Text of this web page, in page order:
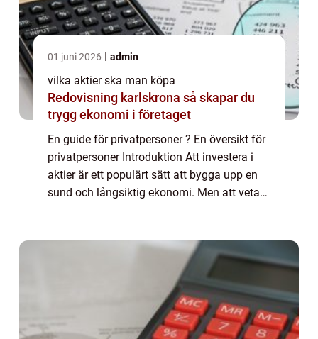
01 juni 2026 admin
vilka aktier ska man köpa
Redovisning karlskrona så skapar du
trygg ekonomi i företaget
En guide för privatpersoner ? En översikt för
privatpersoner Introduktion Att investera i
aktier är ett populärt sätt att bygga upp en
sund och långsiktig ekonomi. Men att veta